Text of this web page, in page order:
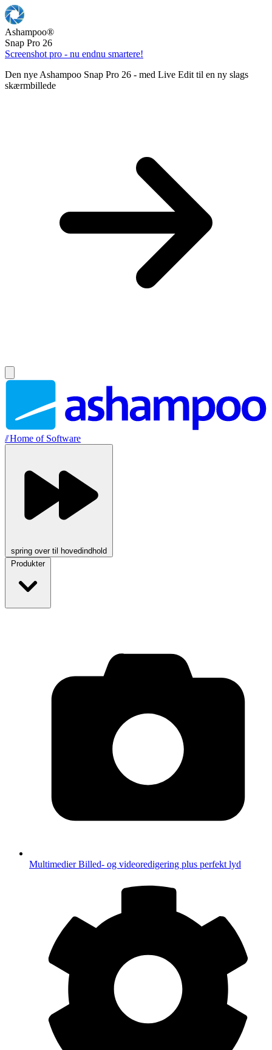
Ashampoo®
Snap Pro 26
Screenshot pro - nu endnu smartere!
Den nye Ashampoo Snap Pro 26 - med Live Edit til en ny slags
skærmbillede
//Home of Software
spring over til hovedindhold
Produkter
MultimedierBilled- og videoredigering plus perfekt lyd